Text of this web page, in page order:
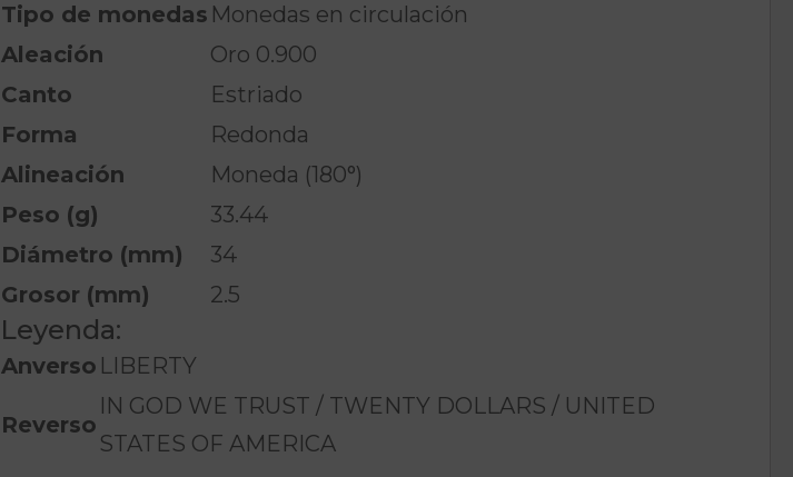
Tipo de monedas Monedas en circulación
Aleación
Oro 0.900
Canto
Estriado
Forma
Redonda
Alineación
Moneda (180°)
Peso (g)
33.44
Diámetro (mm)
34
Grosor (mm)
2.5
Leyenda:
Anverso LIBERTY
Reverso
IN GOD WE TRUST / TWENTY DOLLARS / UNITED
STATES OF AMERICA